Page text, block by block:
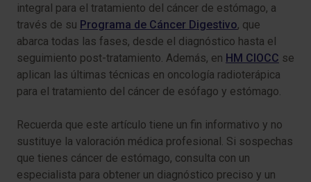
integral para el tratamiento del cáncer de estómago, a
través de su Programa de Cáncer Digestivo, que
abarca todas las fases, desde el diagnóstico hasta el
seguimiento post-tratamiento. Además, en HM CIOCC se
aplican las últimas técnicas en oncología radioterápica
para el tratamiento del cáncer de esófago y estómago.
Recuerda que este artículo tiene un fin informativo y no
sustituye la valoración médica profesional. Si sospechas
que tienes cáncer de estómago, consulta con un
especialista para obtener un diagnóstico preciso y un